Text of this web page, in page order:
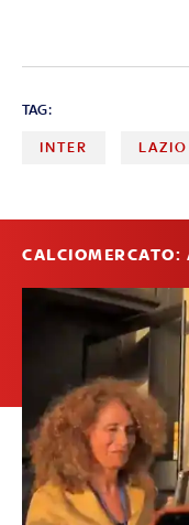
TAG:
INTER LAZIO
CALCIOMERCATO: